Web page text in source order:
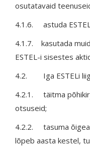
osutatavaid
4.1.6. astuda
4.1.7. kasutada
ESTEL-i sisestes
4.2. Iga ESTELi
4.2.1. täitma
otsuseid;
4.2.2. tasuma
lõpeb aasta kestel,